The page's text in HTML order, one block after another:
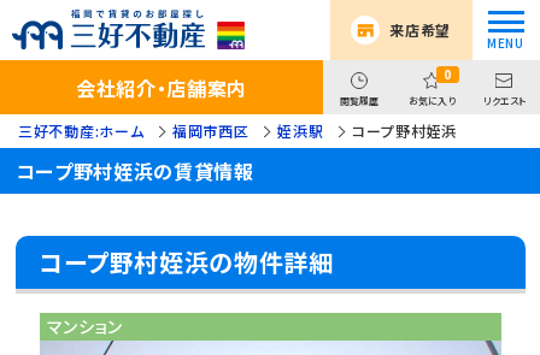
来店希望
会社紹介・店舗案内 閲覧履歴
0
お気に入り リクエスト
三好不動産:ホーム 福岡市西区 姪浜駅 コープ野村姪浜
コープ野村姪浜の賃貸情報
コープ野村姪浜の物件詳細
マンション